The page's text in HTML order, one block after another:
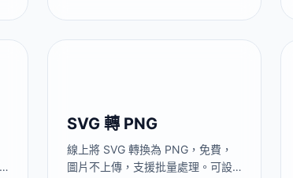
SVG 轉 PNG
線上將 SVG 轉換為 PNG，免費，
圖片不上傳，支援批量處理。可設